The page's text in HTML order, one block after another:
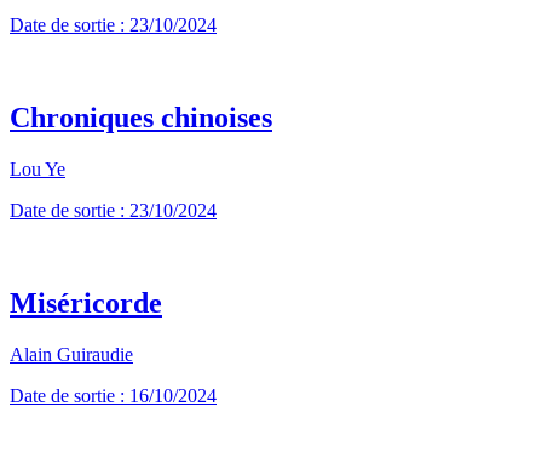
Date de sortie : 23/10/2024
Chroniques chinoises
Lou Ye
Date de sortie : 23/10/2024
Miséricorde
Alain Guiraudie
Date de sortie : 16/10/2024